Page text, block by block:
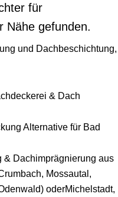
für
Nähe gefunden.
und Dachbeschichtung,
& Dach
Alternative für Bad
& Dachimprägnierung aus
Mossautal,
oderMichelstadt,